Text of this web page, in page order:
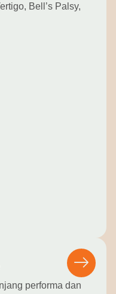
Bell’s Palsy,
performa dan